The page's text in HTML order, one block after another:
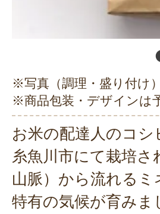
※写真（調理・盛り付け
※商品包装・デザインは
お米の配達人のコ
糸魚川市にて栽培
山脈）から流れる
特有の気候が育み